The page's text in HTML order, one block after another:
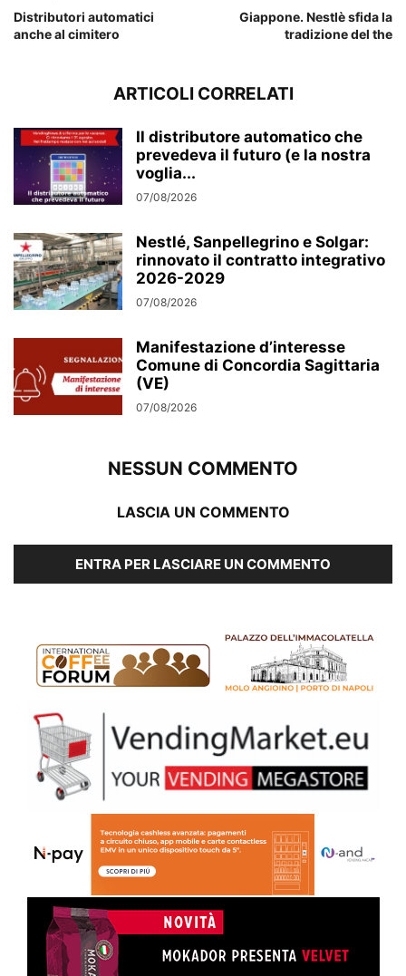
Distributori automatici
anche al cimitero
Giappone. Nestlè sfida la
tradizione del the
ARTICOLI CORRELATI
Il distributore automatico che
prevedeva il futuro (e la nostra
voglia...
07/08/2026
Nestlé, Sanpellegrino e Solgar:
rinnovato il contratto integrativo
2026-2029
07/08/2026
Manifestazione d’interesse
Comune di Concordia Sagittaria
(VE)
07/08/2026
NESSUN COMMENTO
LASCIA UN COMMENTO
ENTRA PER LASCIARE UN COMMENTO